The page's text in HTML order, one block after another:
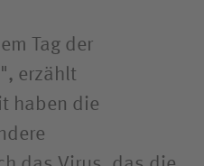
Tag der
erzählt
haben die